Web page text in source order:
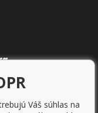
Váš súhlas na